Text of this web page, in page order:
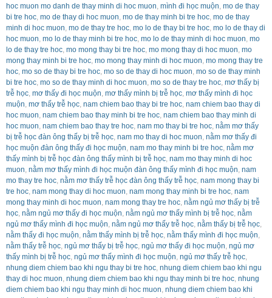
hoc muon mo danh de thay minh di hoc muon, mình đi học muộn, mo de thay
bi tre hoc, mo de thay di hoc muon, mo de thay minh bi tre hoc, mo de thay
minh di hoc muon, mo de thay tre hoc, mo lo de thay bi tre hoc, mo lo de thay di
hoc muon, mo lo de thay minh bi tre hoc, mo lo de thay minh di hoc muon, mo
lo de thay tre hoc, mo mong thay bi tre hoc, mo mong thay di hoc muon, mo
mong thay minh bi tre hoc, mo mong thay minh di hoc muon, mo mong thay tre
hoc, mo so de thay bi tre hoc, mo so de thay di hoc muon, mo so de thay minh
bi tre hoc, mo so de thay minh di hoc muon, mo so de thay tre hoc, mơ thấy bị
trễ học, mơ thấy đi học muộn, mơ thấy mình bị trễ học, mơ thấy mình đi học
muộn, mơ thấy trễ học, nam chiem bao thay bi tre hoc, nam chiem bao thay di
hoc muon, nam chiem bao thay minh bi tre hoc, nam chiem bao thay minh di
hoc muon, nam chiem bao thay tre hoc, nam mo thay bi tre hoc, nằm mơ thấy
bị trễ học đàn ông thấy bị trễ học, nam mo thay di hoc muon, nằm mơ thấy đi
học muộn đàn ông thấy đi học muộn, nam mo thay minh bi tre hoc, nằm mơ
thấy mình bị trễ học đàn ông thấy mình bị trễ học, nam mo thay minh di hoc
muon, nằm mơ thấy mình đi học muộn đàn ông thấy mình đi học muộn, nam
mo thay tre hoc, nằm mơ thấy trễ học đàn ông thấy trễ học, nam mong thay bi
tre hoc, nam mong thay di hoc muon, nam mong thay minh bi tre hoc, nam
mong thay minh di hoc muon, nam mong thay tre hoc, nằm ngủ mơ thấy bị trễ
học, nằm ngủ mơ thấy đi học muộn, nằm ngủ mơ thấy mình bị trễ học, nằm
ngủ mơ thấy mình đi học muộn, nằm ngủ mơ thấy trễ học, nằm thấy bị trễ học,
nằm thấy đi học muộn, nằm thấy mình bị trễ học, nằm thấy mình đi học muộn,
nằm thấy trễ học, ngủ mơ thấy bị trễ học, ngủ mơ thấy đi học muộn, ngủ mơ
thấy mình bị trễ học, ngủ mơ thấy mình đi học muộn, ngủ mơ thấy trễ học,
nhung diem chiem bao khi ngu thay bi tre hoc, nhung diem chiem bao khi ngu
thay di hoc muon, nhung diem chiem bao khi ngu thay minh bi tre hoc, nhung
diem chiem bao khi ngu thay minh di hoc muon, nhung diem chiem bao khi